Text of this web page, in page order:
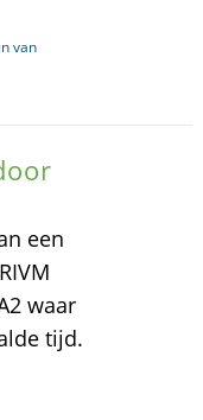
van
een
waar
tijd.